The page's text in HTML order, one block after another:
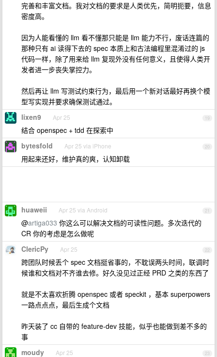
完善和丰富文档。我对文档的要求是人类优先，简明扼要，信息
密度高。
因为人能看懂的 llm 看不懂那只能是 llm 能力不行，废话连篇的
那种只有 ai 读得下去的 spec 本质上和古法编程里混淆过的 js
代码一样，除了用来给 llm 复现外没有任何意义，且使得人类开
发者进一步丧失掌控力。
然后再让 llm 写测试约束行为，最后用一个新对话最好再换个模
型写实现并要求确保测试通过。
19
lixen9 Apr 25
结合 openspec + tdd 在探索中
20
bytesfold Apr 25 via iPhone
用起来还好，维护真的爽，认知卸载
21
huaweii Apr 25 via Android
@artiga033 你这么可以解决文档的可读性问题。多次迭代的
CR 你的考虑是怎么做呢
22
ClericPy Apr 25
跨团队时候丢个 spec 文档挺省事的，不耽误两头时间，联调时
候谁和文档对不齐谁去修。好久没见过正经 PRD 之类的东西了
就是不太喜欢折腾 openspec 或者 speckit ，基本 superpowers
一路点点点，最后生成个文档
昨天装了 cc 自带的 feature-dev 技能，似乎也能做到差不多的
事
23
moudy Apr 25